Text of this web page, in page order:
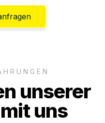
unserer
uns